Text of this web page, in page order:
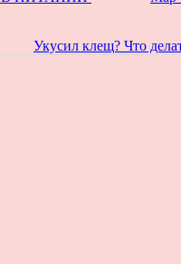
Укусил клещ? Что